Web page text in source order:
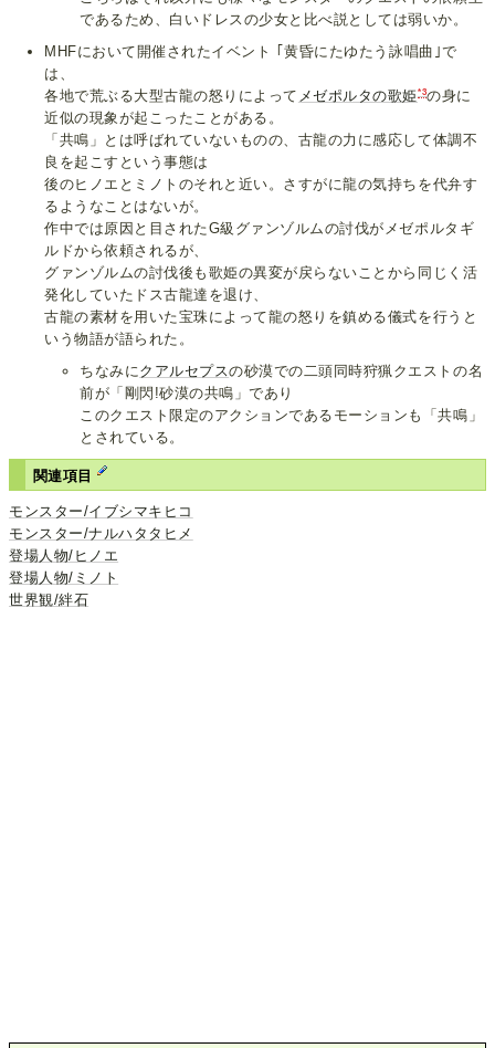
であるため、白いドレスの少女と比べ説としては弱いか。
MHFにおいて開催されたイベント ｢黄昏にたゆたう詠唱曲｣で
は、
各地で荒ぶる大型古龍の怒りによって メゼポルタの歌姫*3の身に
近似の現象が起こったことがある。
「共鳴」とは呼ばれていないものの、古龍の力に感応して体調不
良を起こすという事態は
後のヒノエとミノトのそれと近い。さすがに龍の気持ちを代弁す
るようなことはないが。
作中では原因と目されたG級グァンゾルムの討伐がメゼポルタギ
ルドから依頼されるが、
グァンゾルムの討伐後も歌姫の異変が戻らないことから同じく活
発化していたドス古龍達を退け、
古龍の素材を用いた宝珠によって龍の怒りを鎮める儀式を行うと
いう物語が語られた。
ちなみにクアルセプスの砂漠での二頭同時狩猟クエストの名
前が「剛閃!砂漠の共鳴」であり
このクエスト限定のアクションであるモーションも「共鳴」
とされている。
関連項目
モンスター/イブシマキヒコ
モンスター/ナルハタタヒメ
登場人物/ヒノエ
登場人物/ミノト
世界観/絆石